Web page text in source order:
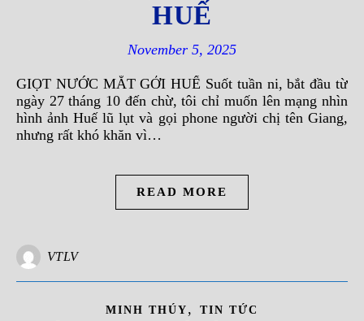
HUẾ
November 5, 2025
GIỌT NƯỚC MẮT GỞI HUẾ Suốt tuần ni, bắt đầu từ
ngày 27 tháng 10 đến chừ, tôi chỉ muốn lên mạng nhìn
hình ảnh Huế lũ lụt và gọi phone người chị tên Giang,
nhưng rất khó khăn vì…
READ MORE
VTLV
MINH THÚY , TIN TỨC